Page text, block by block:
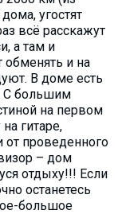
угостят
всё расскажут
а там и
обменять и на
В доме есть
С большим
на первом
гитаре,
от проведенного
– дом
отдыху!!! Если
останетесь
большое